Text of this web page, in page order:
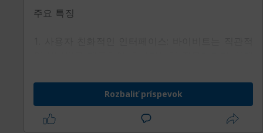
주요 특징
이 잘 배치되어 있어 실시간 시장 분석이 용이합니
2. 고속 거래 실행: 바이비트는 높은 성능의 서버와
Rozbaliť príspevok